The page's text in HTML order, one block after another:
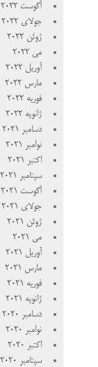
آگوست 2022
جولای 2022
ژوئن 2022
می 2022
آوریل 2022
مارس 2022
فوریه 2022
ژانویه 2022
دسامبر 2021
نوامبر 2021
اکتبر 2021
سپتامبر 2021
آگوست 2021
جولای 2021
ژوئن 2021
می 2021
آوریل 2021
مارس 2021
فوریه 2021
ژانویه 2021
دسامبر 2020
نوامبر 2020
اکتبر 2020
سپتامبر 2020